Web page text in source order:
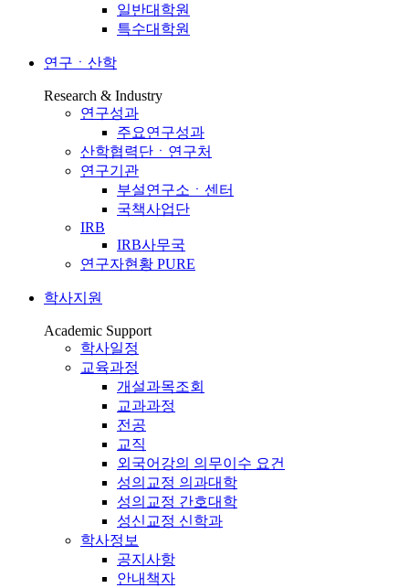
일반대학원
특수대학원
연구ㆍ산학
Research & Industry
연구성과
주요연구성과
산학협력단ㆍ연구처
연구기관
부설연구소ㆍ센터
국책사업단
IRB
IRB사무국
연구자현황 PURE
학사지원
Academic Support
학사일정
교육과정
개설과목조회
교과과정
전공
교직
외국어강의 의무이수 요건
성의교정 의과대학
성의교정 간호대학
성신교정 신학과
학사정보
공지사항
안내책자